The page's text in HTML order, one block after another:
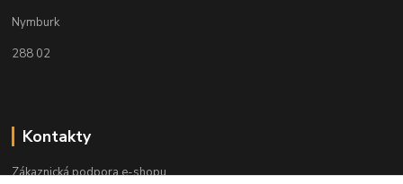
Nymburk
288 02
Kontakty
Zákaznická podpora e-shopu